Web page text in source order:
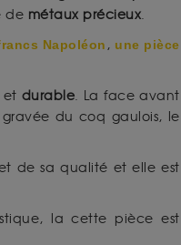
de métaux précieux.
Napoléon , une pièce
et durable. La face avant
du coq gaulois, le
de sa qualité et elle est
la cette pièce est